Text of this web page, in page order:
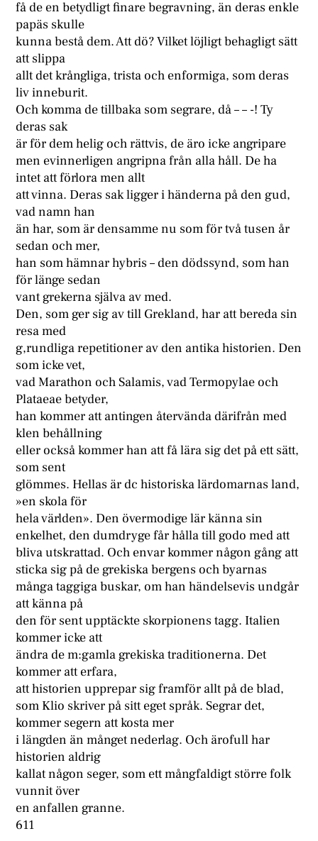
få de en betydligt finare begravning, än deras enkle
papäs skulle
kunna bestå dem. Att dö? Vilket löjligt behagligt sätt
att slippa
allt det krångliga, trista och enformiga, som deras
liv inneburit.
Och komma de tillbaka som segrare, då – – -! Ty
deras sak
är för dem helig och rättvis, de äro icke angripare
men evinnerligen angripna från alla håll. De ha
intet att förlora men allt
att vinna. Deras sak ligger i händerna på den gud,
vad namn han
än har, som är densamme nu som för två tusen år
sedan och mer,
han som hämnar hybris – den dödssynd, som han
för länge sedan
vant grekerna själva av med.
Den, som ger sig av till Grekland, har att bereda sin
resa med
g,rundliga repetitioner av den antika historien. Den
som icke vet,
vad Marathon och Salamis, vad Termopylae och
Plataeae betyder,
han kommer att antingen återvända därifrån med
klen behållning
eller också kommer han att få lära sig det på ett sätt,
som sent
glömmes. Hellas är dc historiska lärdomarnas land,
»en skola för
hela världen». Den övermodige lär känna sin
enkelhet, den dumdryge får hålla till godo med att
bliva utskrattad. Och envar kommer någon gång att
sticka sig på de grekiska bergens och byarnas
många taggiga buskar, om han händelsevis undgår
att känna på
den för sent upptäckte skorpionens tagg. Italien
kommer icke att
ändra de m:gamla grekiska traditionerna. Det
kommer att erfara,
att historien upprepar sig framför allt på de blad,
som Klio skriver på sitt eget språk. Segrar det,
kommer segern att kosta mer
i längden än månget nederlag. Och ärofull har
historien aldrig
kallat någon seger, som ett mångfaldigt större folk
vunnit över
en anfallen granne.
611